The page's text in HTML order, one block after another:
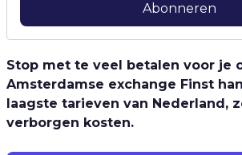
Abonneren
Stop met te veel betalen voor je
Amsterdamse exchange Finst
laagste tarieven van Nederland,
verborgen kosten.